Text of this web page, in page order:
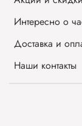
Интересно о
Доставка и
Наши контакты